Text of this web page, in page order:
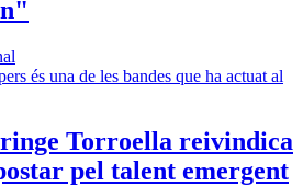
Torroella reivindica
pel talent emergent